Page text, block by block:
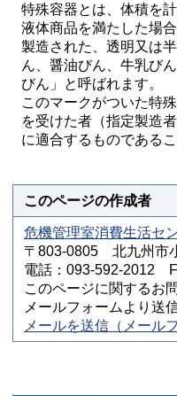
特殊容器とは、体積を
液体商品を満たした場
製造された、透明又は
ん、醤油びん、牛乳び
びん」と呼ばれます。
このマークがついた特
を受けた者（指定製造
に適合するものである
このページの作成者
危機管理室消費生活セ
〒803-0805 北九州市
電話：093-592-2012
このページに関するお
メールフォームより送
メールを送信（メール